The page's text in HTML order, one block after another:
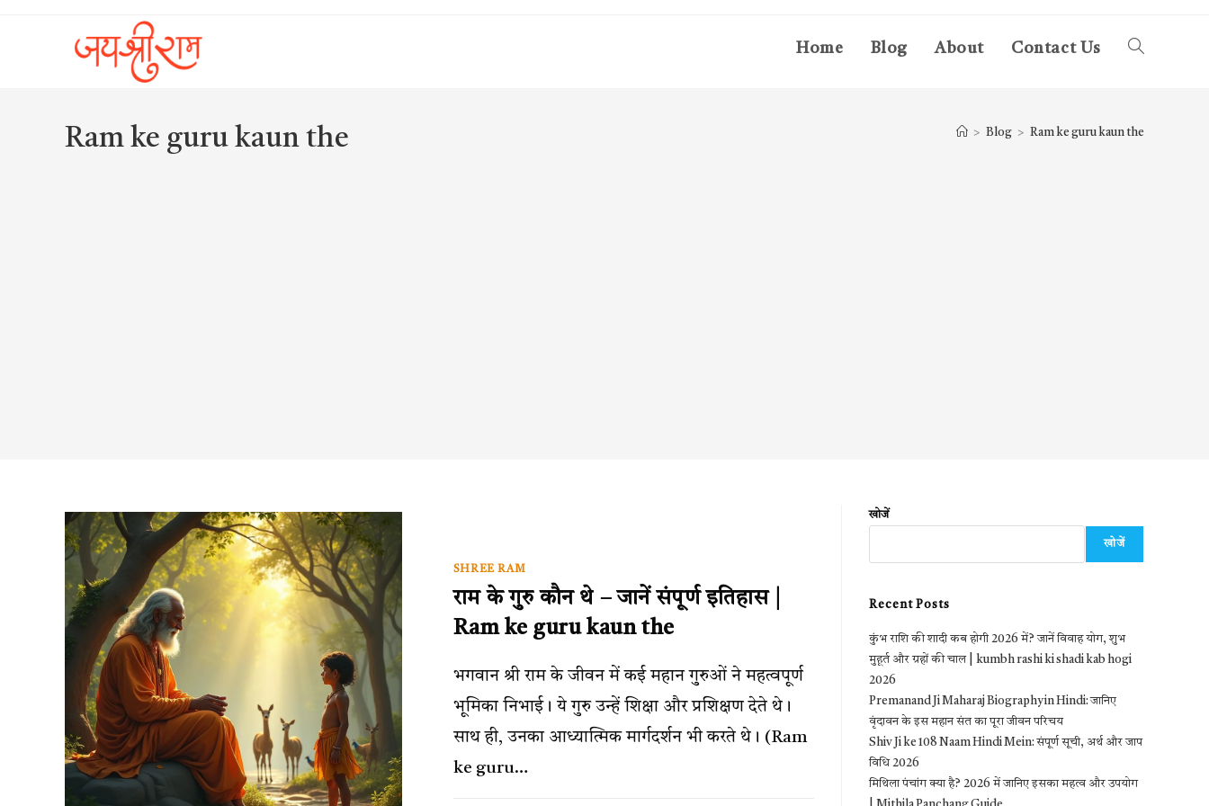
Home Blog About Contact Us Toggle
Ram ke guru kaun the > Blog > Ram ke guru kaun the
SHREE RAM
राम के गुरु कौन थे – जानें संपूर्ण इतिहास |
Ram ke guru kaun the
भगवान श्री राम के जीवन में कई महान गुरुओं ने महत्वपूर्ण
भूमिका निभाई। ये गुरु उन्हें शिक्षा और प्रशिक्षण देते थे।
साथ ही, उनका आध्यात्मिक मार्गदर्शन भी करते थे। (Ram
ke guru…
खोजें
खोजें
Recent Posts
कुंभ राशि की शादी कब होगी 2026 में? जानें विवाह योग, शुभ
मुहूर्त और ग्रहों की चाल | kumbh rashi ki shadi kab hogi
2026
Premanand Ji Maharaj Biography in Hindi: जानिए
वृंदावन के इस महान संत का पूरा जीवन परिचय
Shiv Ji ke 108 Naam Hindi Mein: संपूर्ण सूची, अर्थ और जाप
विधि 2026
मिथिला पंचांग क्या है? 2026 में जानिए इसका महत्व और उपयोग